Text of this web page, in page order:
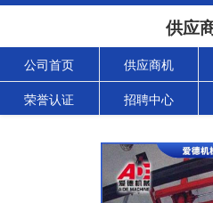
供应
公司首页 供应商机
荣誉认证 招聘中心